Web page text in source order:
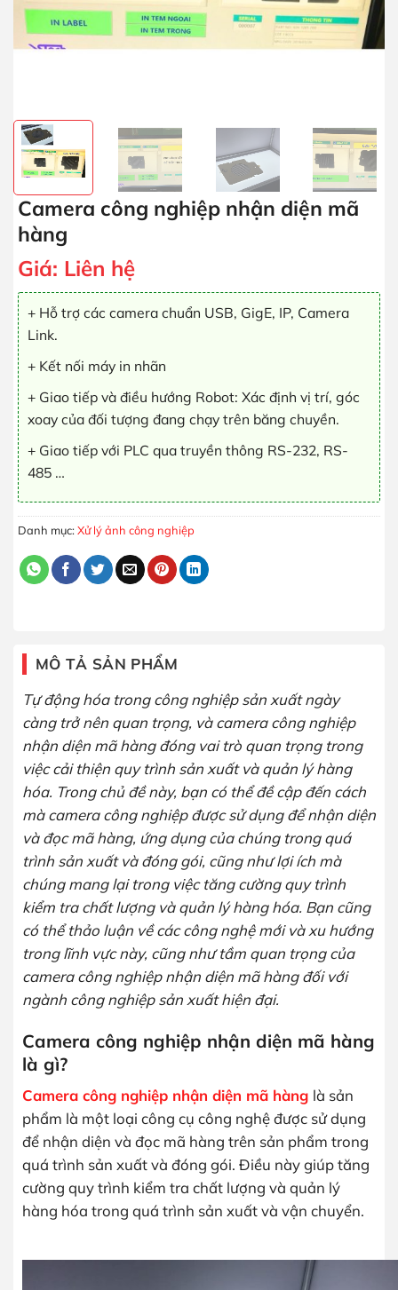
Camera công nghiệp nhận diện mã
hàng
Giá: Liên hệ
+ Hỗ trợ các camera chuẩn USB, GigE, IP, Camera
Link.
+ Kết nối máy in nhãn
+ Giao tiếp và điều hướng Robot: Xác định vị trí, góc
xoay của đối tượng đang chạy trên băng chuyền.
+ Giao tiếp với PLC qua truyền thông RS-232, RS-
485 …
Danh mục: Xử lý ảnh công nghiệp
MÔ TẢ SẢN PHẨM
Tự động hóa trong công nghiệp sản xuất ngày
càng trở nên quan trọng, và camera công nghiệp
nhận diện mã hàng đóng vai trò quan trọng trong
việc cải thiện quy trình sản xuất và quản lý hàng
hóa. Trong chủ đề này, bạn có thể đề cập đến cách
mà camera công nghiệp được sử dụng để nhận diện
và đọc mã hàng, ứng dụng của chúng trong quá
trình sản xuất và đóng gói, cũng như lợi ích mà
chúng mang lại trong việc tăng cường quy trình
kiểm tra chất lượng và quản lý hàng hóa. Bạn cũng
có thể thảo luận về các công nghệ mới và xu hướng
trong lĩnh vực này, cũng như tầm quan trọng của
camera công nghiệp nhận diện mã hàng đối với
ngành công nghiệp sản xuất hiện đại.
Camera công nghiệp nhận diện mã hàng
là gì?
Camera công nghiệp nhận diện mã hàng là sản
phẩm là một loại công cụ công nghệ được sử dụng
để nhận diện và đọc mã hàng trên sản phẩm trong
quá trình sản xuất và đóng gói. Điều này giúp tăng
cường quy trình kiểm tra chất lượng và quản lý
hàng hóa trong quá trình sản xuất và vận chuyển.